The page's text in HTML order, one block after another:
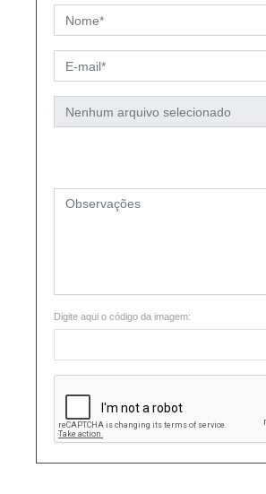
Digite aqui o código da imagem: